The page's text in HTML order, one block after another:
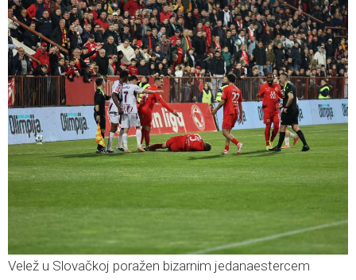
Velež u Slovačkoj poražen bizarnim jedanaestercem